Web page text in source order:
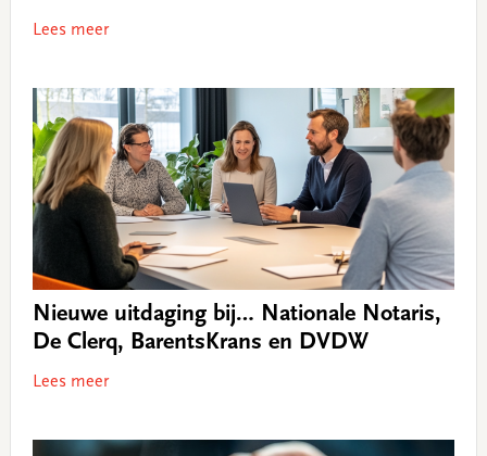
Lees meer
Nieuwe uitdaging bij… Nationale Notaris,
De Clerq, BarentsKrans en DVDW
Lees meer